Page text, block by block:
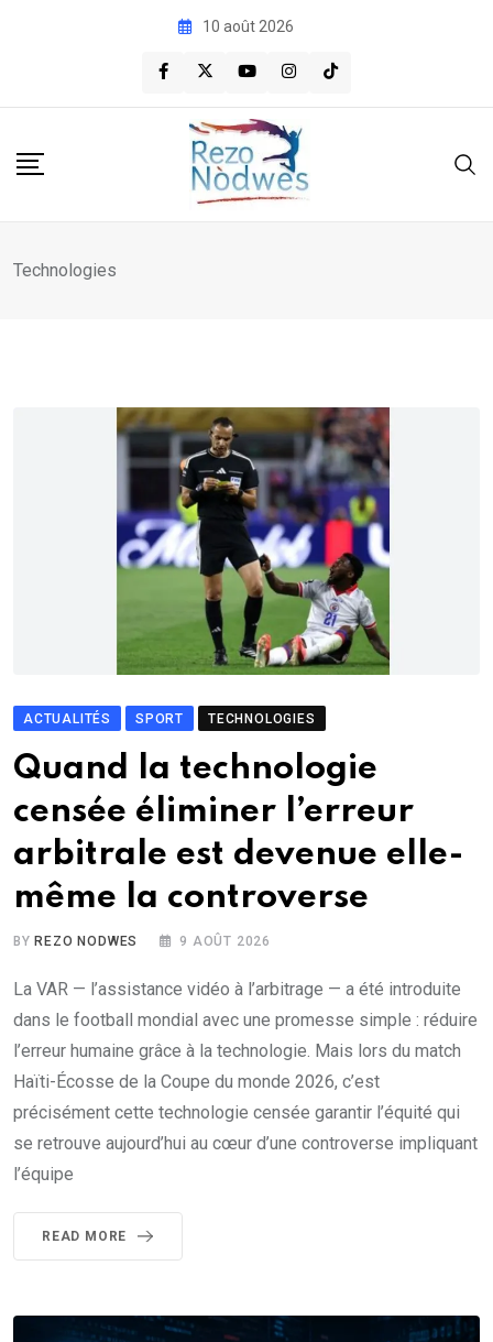
10 août 2026
Technologies
ACTUALITÉS SPORT TECHNOLOGIES
Quand la technologie
censée éliminer l’erreur
arbitrale est devenue elle-
même la controverse
BY REZO NODWES 9 AOÛT 2026
La VAR — l’assistance vidéo à l’arbitrage — a été introduite
dans le football mondial avec une promesse simple : réduire
l’erreur humaine grâce à la technologie. Mais lors du match
Haïti-Écosse de la Coupe du monde 2026, c’est
précisément cette technologie censée garantir l’équité qui
se retrouve aujourd’hui au cœur d’une controverse impliquant
l’équipe
READ MORE